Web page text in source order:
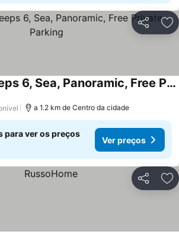
Partilhar
Apartment Sleeps 6, Sea, Panoramic, Free Private Parking
a 1.2 km de Centro da cidade
para ver os preços
Ver preços
Partilhar